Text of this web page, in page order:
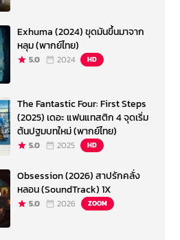
Exhuma (2024) ขุดมันขึ้นมาจาก
หลุม (พากย์ไทย)
5.0 2024 HD
The Fantastic Four: First Steps
(2025) เดอะ แฟนแทสติก 4 จุดเริ่ม
ต้นปฐมบทใหม่ (พากย์ไทย)
5.0 2025 HD
Obsession (2026) สาปรักคลั่ง
หลอน (SoundTrack) 1X
5.0 2026 ZOOM